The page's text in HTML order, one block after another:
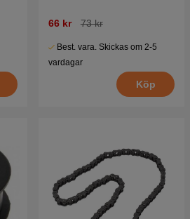
66 kr 73 kr
Best. vara. Skickas om 2-5
vardagar
Köp